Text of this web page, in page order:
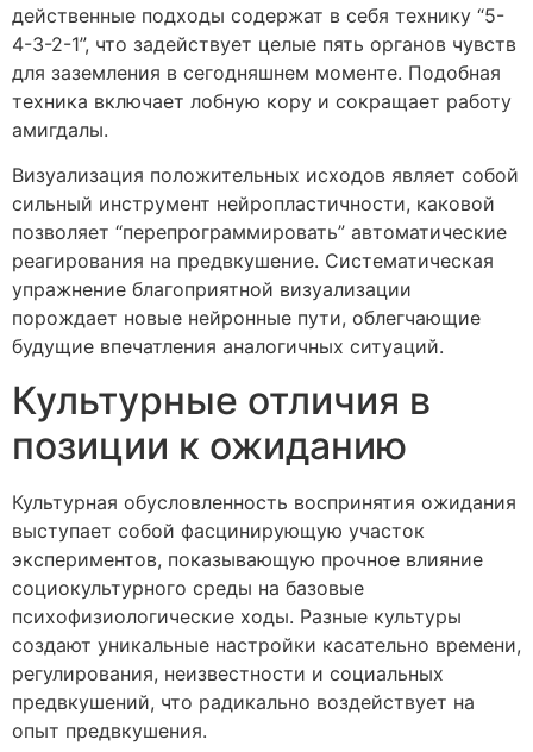
действенные подходы содержат в себя технику “5-
4-3-2-1”, что задействует целые пять органов чувств
для заземления в сегодняшнем моменте. Подобная
техника включает лобную кору и сокращает работу
амигдалы.
Визуализация положительных исходов являет собой
сильный инструмент нейропластичности, каковой
позволяет “перепрограммировать” автоматические
реагирования на предвкушение. Систематическая
упражнение благоприятной визуализации
порождает новые нейронные пути, облегчающие
будущие впечатления аналогичных ситуаций.
Культурные отличия в
позиции к ожиданию
Культурная обусловленность воспринятия ожидания
выступает собой фасцинирующую участок
экспериментов, показывающую прочное влияние
социокультурного среды на базовые
психофизиологические ходы. Разные культуры
создают уникальные настройки касательно времени,
регулирования, неизвестности и социальных
предвкушений, что радикально воздействует на
опыт предвкушения.